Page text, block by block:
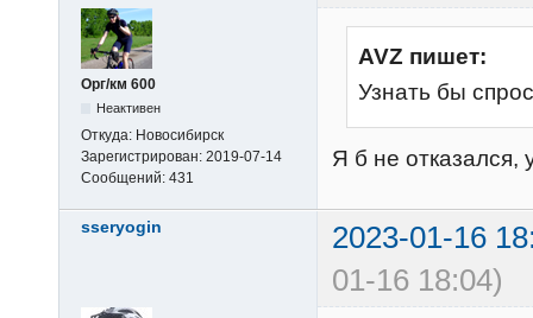
Орг/км 600
Неактивен
Откуда: Новосибирск
Зарегистрирован: 2019-07-14
Сообщений: 431
AVZ пишет:
Узнать бы
Я б не отказался,
sseryogin
2023-01-16
01-16 18:04)